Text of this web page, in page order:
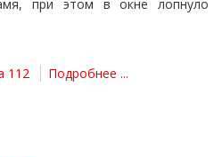
при этом в окне лопнуло
112 Подробнее ...